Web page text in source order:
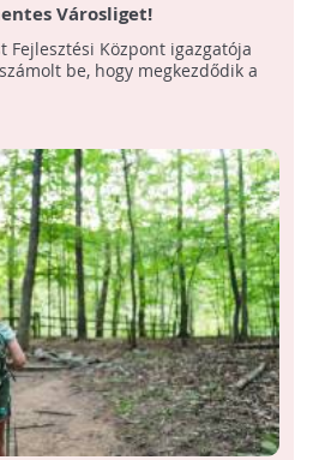
Városliget!
Fejlesztési Központ igazgatója
be, hogy megkezdődik a